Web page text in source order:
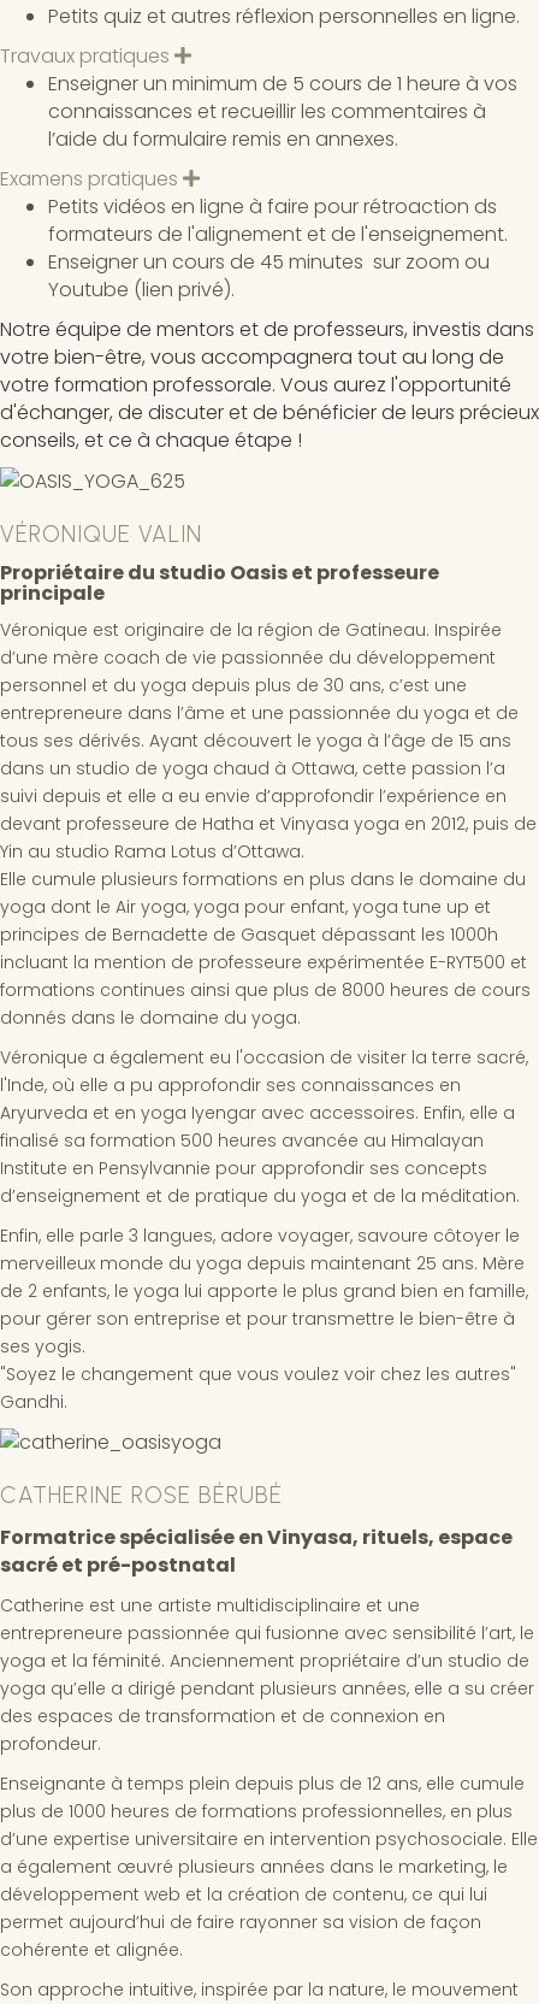
Petits quiz et autres réflexion personnelles en ligne.
Travaux pratiques
D
é
p
l
i
e
r
Enseigner un minimum de 5 cours de 1 heure à vos
connaissances et recueillir les commentaires à
l’aide du formulaire remis en annexes.
Examens pratiques
D
é
p
l
i
e
r
Petits vidéos en ligne à faire pour rétroaction ds
formateurs de l'alignement et de l'enseignement.
Enseigner un cours de 45 minutes sur zoom ou
Youtube (lien privé).
Notre équipe de mentors et de professeurs, investis dans
votre bien-être, vous accompagnera tout au long de
votre formation professorale. Vous aurez l'opportunité
d'échanger, de discuter et de bénéficier de leurs précieux
conseils, et ce à chaque étape !
VÉRONIQUE VALIN
Propriétaire du studio Oasis et professeure
principale
Véronique est originaire de la région de Gatineau. Inspirée
d’une mère coach de vie passionnée du développement
personnel et du yoga depuis plus de 30 ans, c’est une
entrepreneure dans l’âme et une passionnée du yoga et de
tous ses dérivés. Ayant découvert le yoga à l’âge de 15 ans
dans un studio de yoga chaud à Ottawa, cette passion l’a
suivi depuis et elle a eu envie d’approfondir l’expérience en
devant professeure de Hatha et Vinyasa yoga en 2012, puis de
Yin au studio Rama Lotus d’Ottawa.
Elle cumule plusieurs formations en plus dans le domaine du
yoga dont le Air yoga, yoga pour enfant, yoga tune up et
principes de Bernadette de Gasquet dépassant les 1000h
incluant la mention de professeure expérimentée E-RYT500 et
formations continues ainsi que plus de 8000 heures de cours
donnés dans le domaine du yoga.
Véronique a également eu l'occasion de visiter la terre sacré,
l'Inde, où elle a pu approfondir ses connaissances en
Aryurveda et en yoga Iyengar avec accessoires. Enfin, elle a
finalisé sa formation 500 heures avancée au Himalayan
Institute en Pensylvannie pour approfondir ses concepts
d’enseignement et de pratique du yoga et de la méditation.
Enfin, elle parle 3 langues, adore voyager, savoure côtoyer le
merveilleux monde du yoga depuis maintenant 25 ans. Mère
de 2 enfants, le yoga lui apporte le plus grand bien en famille,
pour gérer son entreprise et pour transmettre le bien-être à
ses yogis.
"Soyez le changement que vous voulez voir chez les autres"
Gandhi.
CATHERINE ROSE BÉRUBÉ
Formatrice spécialisée en Vinyasa, rituels, espace
sacré et pré-postnatal
Catherine est une artiste multidisciplinaire et une
entrepreneure passionnée qui fusionne avec sensibilité l’art, le
yoga et la féminité. Anciennement propriétaire d’un studio de
yoga qu’elle a dirigé pendant plusieurs années, elle a su créer
des espaces de transformation et de connexion en
profondeur.
Enseignante à temps plein depuis plus de 12 ans, elle cumule
plus de 1000 heures de formations professionnelles, en plus
d’une expertise universitaire en intervention psychosociale. Elle
a également œuvré plusieurs années dans le marketing, le
développement web et la création de contenu, ce qui lui
permet aujourd’hui de faire rayonner sa vision de façon
cohérente et alignée.
Son approche intuitive, inspirée par la nature, le mouvement